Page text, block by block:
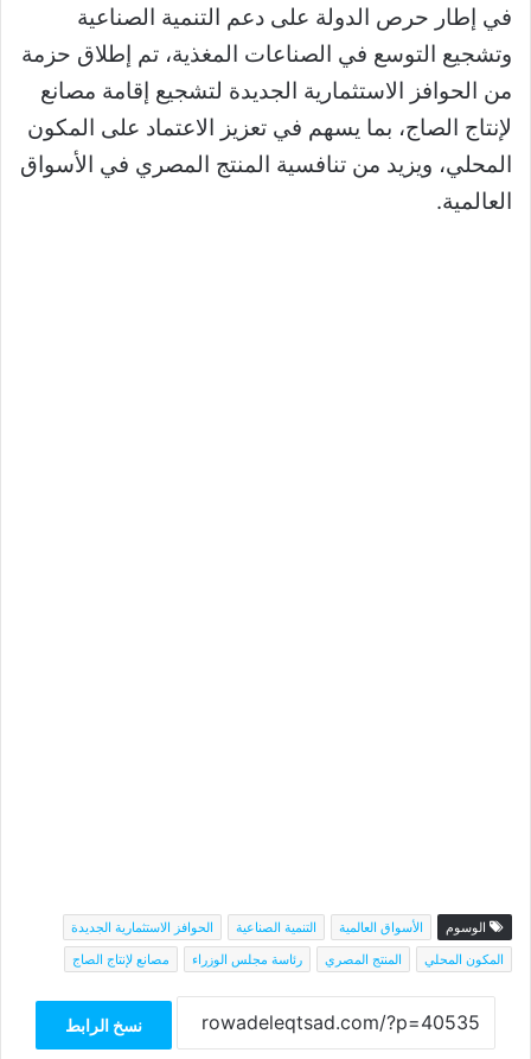
في إطار حرص الدولة على دعم التنمية الصناعية
وتشجيع التوسع في الصناعات المغذية، تم إطلاق حزمة
من الحوافز الاستثمارية الجديدة لتشجيع إقامة مصانع
لإنتاج الصاج، بما يسهم في تعزيز الاعتماد على المكون
المحلي، ويزيد من تنافسية المنتج المصري في الأسواق
العالمية.
الوسوم الأسواق العالمية التنمية الصناعية
الحوافز الاستثمارية الجديدة
المكون المحلي
المنتج المصري رئاسة مجلس الوزراء مصانع لإنتاج الصاج
نسخ الرابط